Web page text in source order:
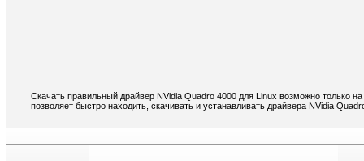
Скачать правильный драйвер NVidia Quadro 4000 для Linux возможно только
позволяет быстро находить, скачивать и устанавливать драйвера NVidia